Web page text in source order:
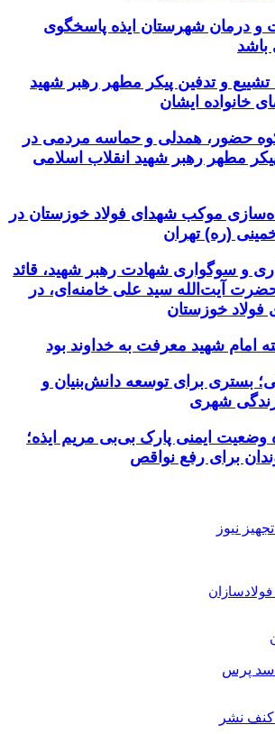
و درمان شهرستان ایذه پاسخگوی
باشد
و تدفین پیکر مطهر رهبر شهید
خانواده ایشان
حضور، همدلی و حماسه مردمی در
مطهر رهبر شهید انقلاب اسلامی
موکب شهدای فولاد خوزستان در
(ره) تهران
و سوگواری شهادت رهبر شهید، قائد
آیت‌الله سید علی خامنه‌ای، در
خوزستان
امام شهید معرفت به خداوند بود
بستری برای توسعه دانش‌بنیان و
زندگی شهری
وضعیت ایمنی پارک بی‌بی مریم ایذه؛
برای رفع نواقص